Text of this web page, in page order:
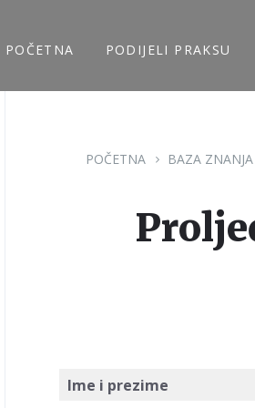
POČETNA PODIJELI PRAKSU
POČETNA BAZA ZNANJA
Ime i prezime